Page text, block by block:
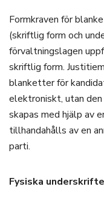
Formkraven för
(skriftlig form och
förvaltningslagen
skriftlig form.
blanketter för
elektroniskt, utan
skapas med hjälp av
tillhandahålls av en
parti.
Fysiska